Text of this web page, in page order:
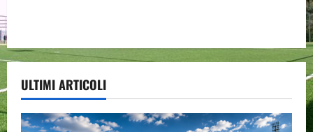
ULTIMI ARTICOLI